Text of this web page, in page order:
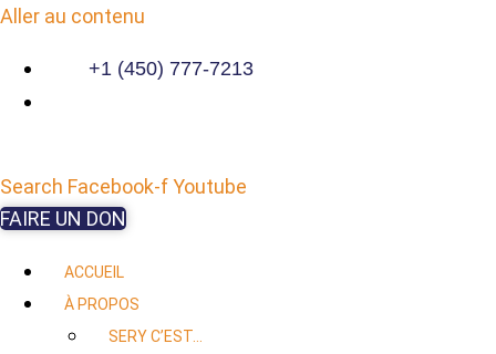
Aller au contenu
+1 (450) 777-7213
Search Facebook-fYoutube
FAIRE UN DON
ACCUEIL
À PROPOS
SERY C’EST…